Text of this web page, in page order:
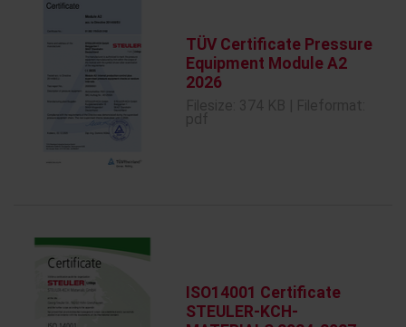
TÜV Certificate Pressure
Equipment Module A2
2026
ISO14001 Certificate
STEULER-KCH-